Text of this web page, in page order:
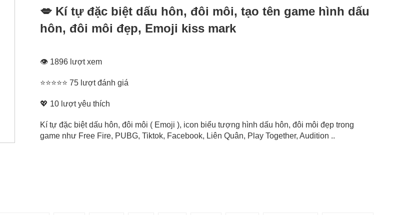
💋 Kí tự đặc biệt dấu hôn, đôi môi, tạo tên game hình dấu
hôn, đôi môi đẹp, Emoji kiss mark
👁 1896 lượt xem
⭐⭐⭐⭐⭐ 75 lượt đánh giá
💖 10 lượt yêu thích
Kí tự đặc biệt dấu hôn, đôi môi ( Emoji ), icon biểu tượng hình dấu hôn, đôi môi đẹp trong
game như Free Fire, PUBG, Tiktok, Facebook, Liên Quân, Play Together, Audition ..